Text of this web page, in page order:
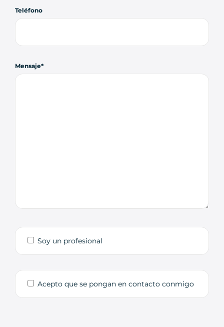
Teléfono
Mensaje
Soy un profesional
Acepto que se pongan en contacto conmigo